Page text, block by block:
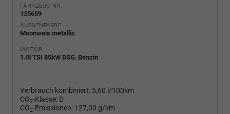
FAHRZEUG-NR.
135659
AUSSENFARBE
Moonweis metallic
MOTOR
1.0l TSI 85kW DSG, Benzin
Verbrauch kombiniert: 5,60 l/100km
CO2-Klasse: D
CO2-Emissionen: 127,00 g/km